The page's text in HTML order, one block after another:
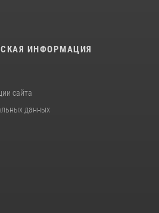
ИНФОРМАЦИЯ
сайта
данных